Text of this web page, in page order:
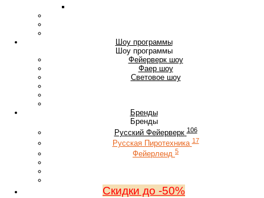
Шоу программы
Шоу программы
Фейерверк шоу
Фаер шоу
Световое шоу
Бренды
Бренды
Русский Фейерверк 106
Русская Пиротехника 17
Фейерленд 5
Скидки до -50%